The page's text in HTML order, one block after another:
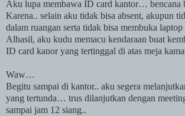
Aku lupa membawa ID card kantor… bencana
Karena.. selain aku tidak bisa absent, akupun
dalam ruangan serta tidak bisa membuka
Alhasil, aku kudu memacu kendaraan buat
ID card kanor yang tertinggal di atas meja
Waw…
Begitu sampai di kantor.. aku segera
yang tertunda… trus dilanjutkan dengan
sampai jam 12 siang..